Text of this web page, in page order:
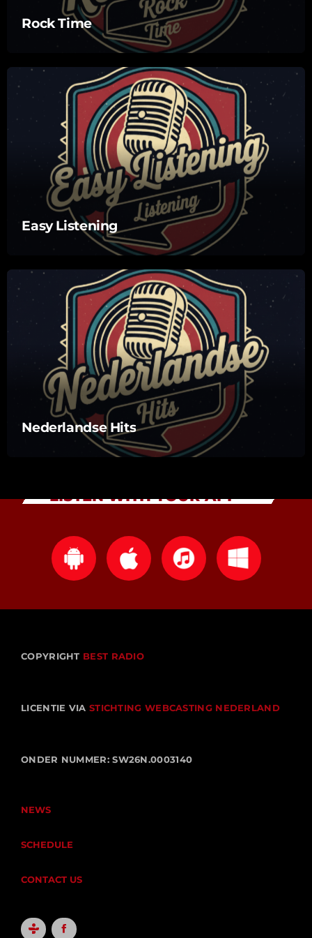
Rock Time
Easy Listening
Nederlandse Hits
LISTEN WITH YOUR APP
COPYRIGHT BEST RADIO
LICENTIE VIA STICHTING WEBCASTING NEDERLAND
ONDER NUMMER: SW26N.0003140
NEWS
SCHEDULE
CONTACT US